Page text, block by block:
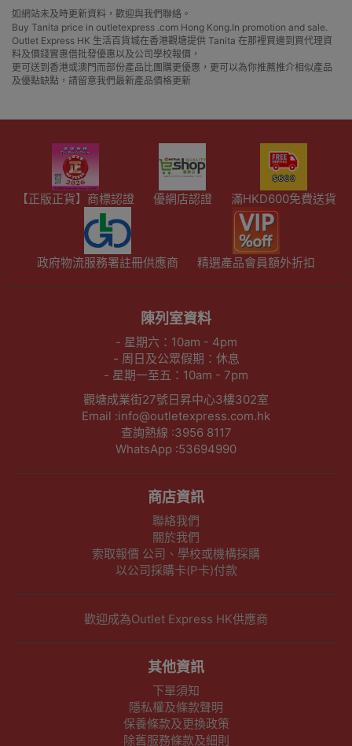
如網站未及時更新資料，歡迎與我們聯絡。
Buy Tanita price in outletexpress .com Hong Kong.In promotion and sale.
Outlet Express HK 生活百貨城在香港觀塘提供 Tanita 在那裡買邊到買代理資
料及價錢實惠借批發優惠以及公司學校報價，
更可送到香港或澳門而部份產品比團購更優惠，更可以為你推薦推介相似產品
及優點缺點，請留意我們最新產品價格更新
【正版正貨】商標認證 優網店認證 滿HKD600免費送貨
政府物流服務署註冊供應商 精選產品會員額外折扣
陳列室資料
- 星期六：10am - 4pm
- 周日及公眾假期：休息
- 星期一至五：10am - 7pm
觀塘成業街27號日昇中心3樓302室
Email :info@outletexpress.com.hk
查詢熱線 :3956 8117
WhatsApp :53694990
商店資訊
聯絡我們
關於我們
索取報價 公司、學校或機構採購
以公司採購卡(P卡)付款
歡迎成為Outlet Express HK供應商
其他資訊
下單須知
隱私權及條款聲明
保養條款及更換政策
除舊服務條款及細則